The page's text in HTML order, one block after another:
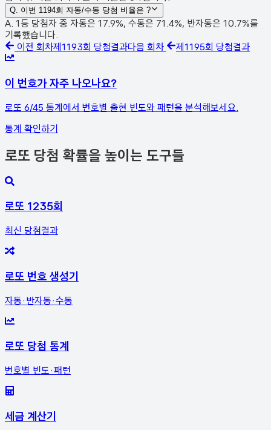
Q. 이번 1194회 자동/수동 당첨 비율은 ?
A. 1등 당첨자 중 자동은 17.9%, 수동은 71.4%, 반자동은 10.7%를
기록했습니다.
이전 회차제 1193회 당첨결과다음 회차 제 1195회 당첨결과
이 번호가 자주 나오나요?
로또 6/45 통계에서 번호별 출현 빈도와 패턴을 분석해보세요.
통계 확인하기
로또 당첨 확률을 높이는 도구들
로또 1235회
최신 당첨결과
로또 번호 생성기
자동·반자동·수동
로또 당첨 통계
번호별 빈도·패턴
세금 계산기